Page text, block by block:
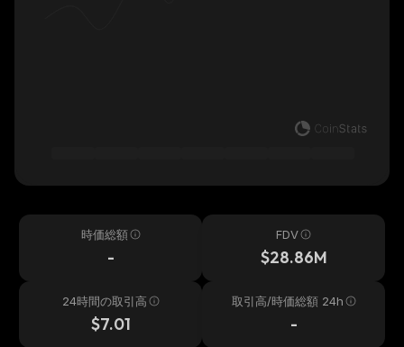
時価総額
-
FDV
$28.86M
24時間の取引高
$7.01
取引高/時価総額 24h
-